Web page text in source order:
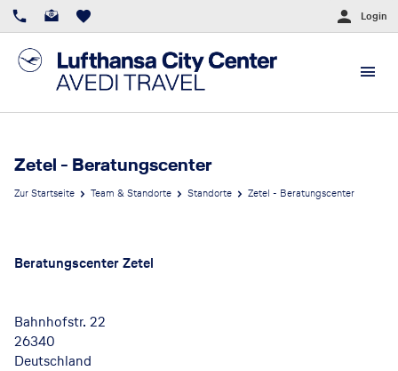
Login
Zetel - Beratungscenter
Zur Startseite Team & Standorte Standorte Zetel - Beratungscenter
Beratungscenter Zetel
Bahnhofstr. 22
26340
Deutschland